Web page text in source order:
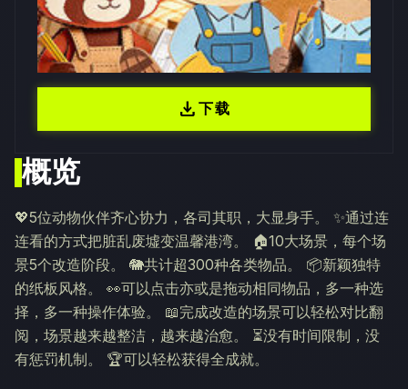
概览
💖5位动物伙伴齐心协力，各司其职，大显身手。 ✨通过连
连看的方式把脏乱废墟变温馨港湾。 🏠10大场景，每个场
景5个改造阶段。 🐘共计超300种各类物品。 📦新颖独特
的纸板风格。 👀可以点击亦或是拖动相同物品，多一种选
择，多一种操作体验。 📖完成改造的场景可以轻松对比翻
阅，场景越来越整洁，越来越治愈。 ⏳没有时间限制，没
有惩罚机制。 🏆可以轻松获得全成就。
download下载